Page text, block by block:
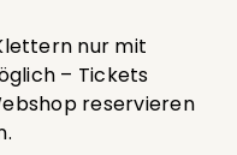
nur mit
– Tickets
reservieren